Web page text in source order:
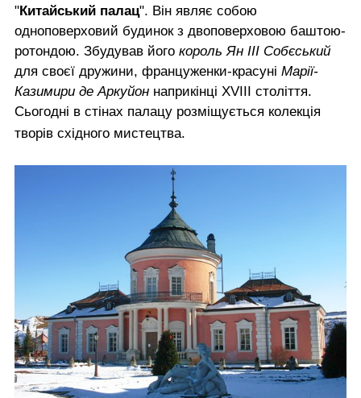
"Китайський палац". Він являє собою
одноповерховий будинок з двоповерховою баштою-
ротондою. Збудував його король Ян ІІІ Собєський
для своєї дружини, француженки-красуні Марії-
Казимири де Аркуйон наприкінці XVIII століття.
Сьогодні в стінах палацу розміщується колекція
творів східного мистецтва.